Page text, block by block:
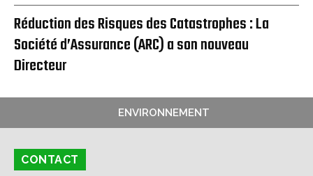
Réduction des Risques des Catastrophes : La
Société d’Assurance (ARC) a son nouveau
Directeur
ENVIRONNEMENT
CONTACT